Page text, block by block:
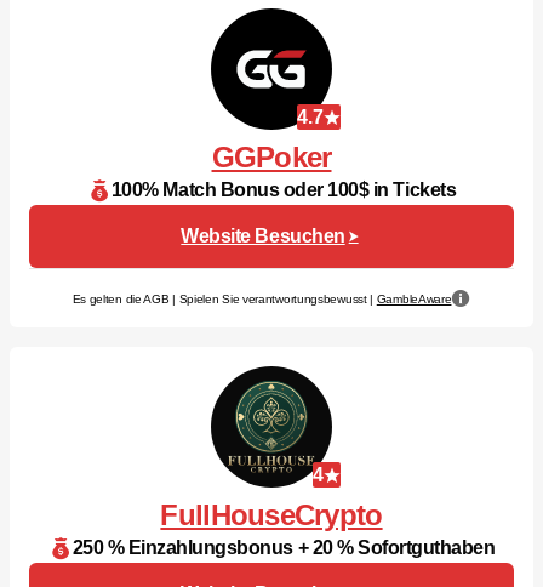
4.7
GGPoker
100% Match Bonus oder 100$ in Tickets
Website Besuchen
Es gelten die AGB | Spielen Sie verantwortungsbewusst | GambleAware
4
FullHouseCrypto
250 % Einzahlungsbonus + 20 % Sofortguthaben